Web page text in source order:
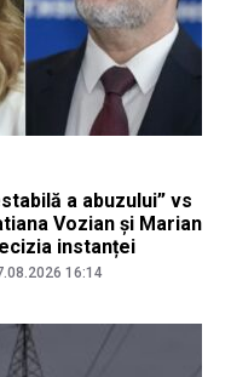
a abuzului” vs
Vozian și Marian
instanței
16:14